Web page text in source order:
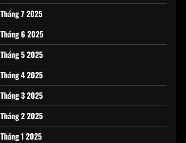
Tháng 7 2025
Tháng 6 2025
Tháng 5 2025
Tháng 4 2025
Tháng 3 2025
Tháng 2 2025
Tháng 1 2025